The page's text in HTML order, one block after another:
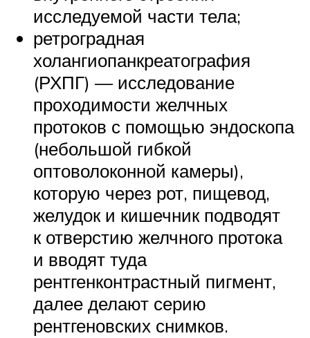
исследуемой части тела;
ретроградная
холангиопанкреатография
(РХПГ) — исследование
проходимости желчных
протоков с помощью эндоскопа
(небольшой гибкой
оптоволоконной камеры),
которую через рот, пищевод,
желудок и кишечник подводят
к отверстию желчного протока
и вводят туда
рентгенконтрастный пигмент,
далее делают серию
рентгеновских снимков.